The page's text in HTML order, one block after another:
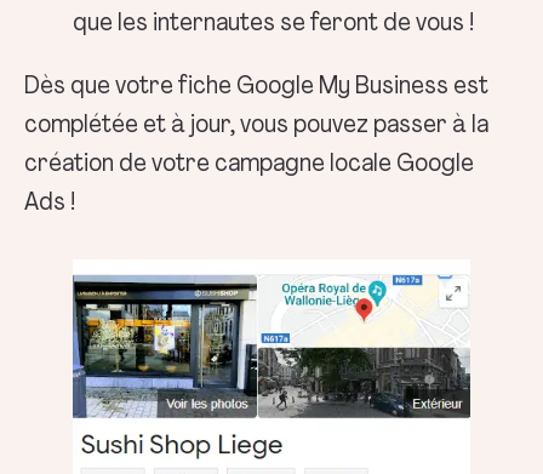
que les internautes se feront de vous !
Dès que votre fiche Google My Business est
complétée et à jour, vous pouvez passer à la
création de votre campagne locale Google
Ads !